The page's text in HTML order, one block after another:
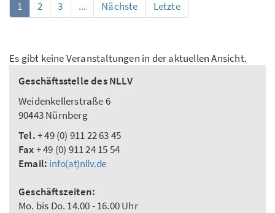
1 2 3 ... Nächste Letzte
Es gibt keine Veranstaltungen in der aktuellen Ansicht.
Geschäftsstelle des NLLV
Weidenkellerstraße 6
90443 Nürnberg
Tel.+ 49 (0) 911 22 63 45
Fax+ 49 (0) 911 24 15 54
Email: info(at)nllv.de
Geschäftszeiten:
Mo. bis Do. 14.00 - 16.00 Uhr